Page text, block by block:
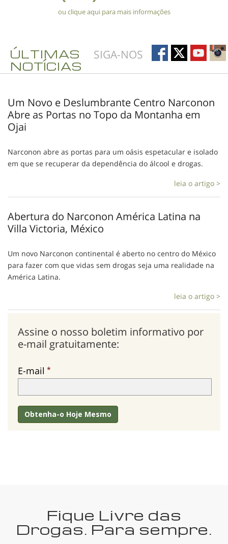
ou clique aqui para mais informações
SIGA-NOS
ÚLTIMAS
NOTÍCIAS
Um Novo e Deslumbrante Centro Narconon
Abre as Portas no Topo da Montanha em
Ojai
Narconon abre as portas para um oásis espetacular e isolado
em que se recuperar da dependência do álcool e drogas.
leia o artigo >
Abertura do Narconon América Latina na
Villa Victoria, México
Um novo Narconon continental é aberto no centro do México
para fazer com que vidas sem drogas seja uma realidade na
América Latina.
leia o artigo >
Assine o nosso boletim informativo por
e-mail gratuitamente:
E-mail
Obtenha-o Hoje Mesmo
Fique Livre das
Drogas. Para sempre.